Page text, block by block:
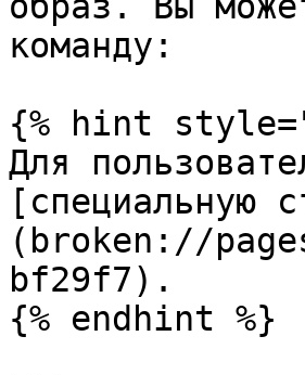
команду:
{% hint
Для
[специальную
(broken://
bf29f7).
{% endhint %}